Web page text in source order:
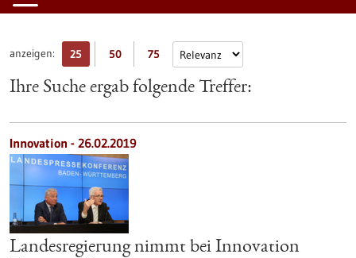
anzeigen: 25 50 75
Ihre Suche ergab folgende Treffer:
Innovation - 26.02.2019
Landesregierung nimmt bei Innovation